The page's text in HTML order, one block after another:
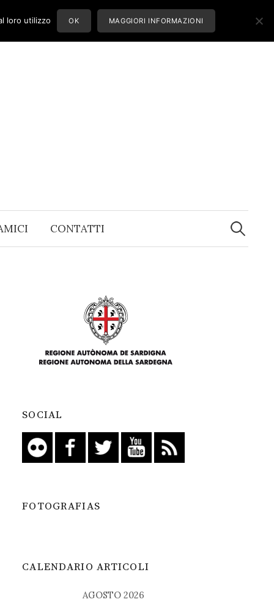
CONTATTI
Ricerca
per:
SOCIAL
FOTOGRAFIAS
CALENDARIO ARTICOLI
AGOSTO 2026
loro utilizzo OK MAGGIORI INFORMAZIONI